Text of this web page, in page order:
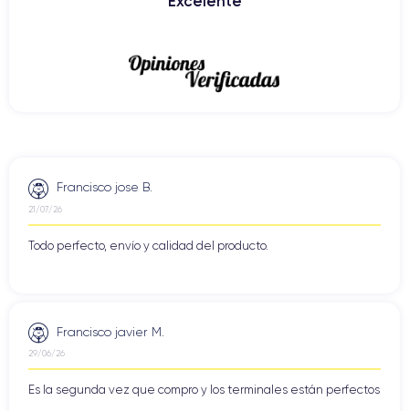
Francisco jose B.
21/07/26
Todo perfecto, envío y calidad del producto.
Francisco javier M.
29/06/26
Es la segunda vez que compro y los terminales están perfectos